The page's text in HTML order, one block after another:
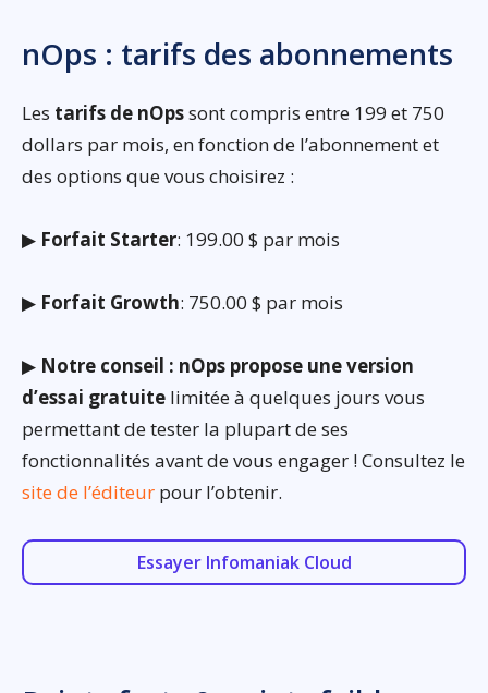
nOps : tarifs des abonnements
Les tarifs de nOpssont compris entre 199 et 750
dollars par mois, en fonction de l’abonnement et
des options que vous choisirez :
▶ Forfait Starter: 199.00 $ par mois
▶ Forfait Growth: 750.00 $ par mois
▶ Notre conseil : nOps propose une version
d’essai gratuite limitée à quelques jours vous
permettant de tester la plupart de ses
fonctionnalités avant de vous engager ! Consultez le
site de l’éditeur pour l’obtenir.
Essayer Infomaniak Cloud